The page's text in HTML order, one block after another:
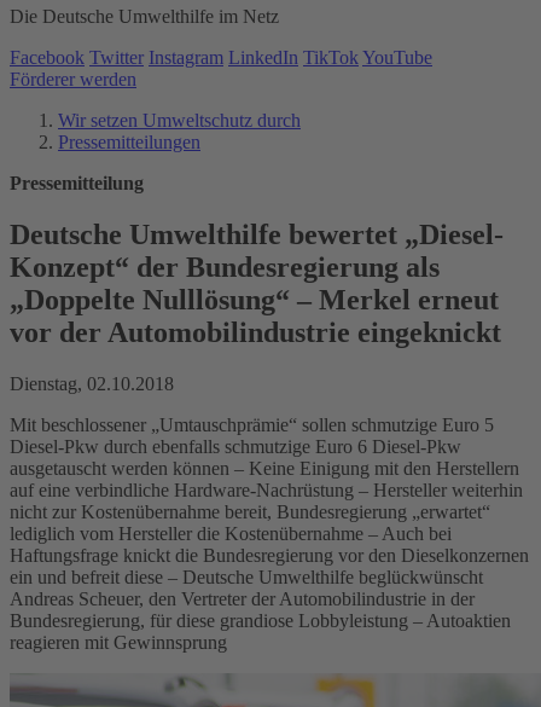
Die Deutsche Umwelthilfe im Netz
Facebook Twitter Instagram LinkedIn TikTok YouTube
Förderer werden
Wir setzen Umweltschutz durch
Pressemitteilungen
Pressemitteilung
Deutsche Umwelthilfe bewertet „Diesel-
Konzept“ der Bundesregierung als
„Doppelte Nulllösung“ – Merkel erneut
vor der Automobilindustrie eingeknickt
Dienstag, 02.10.2018
Mit beschlossener „Umtauschprämie“ sollen schmutzige Euro 5
Diesel-Pkw durch ebenfalls schmutzige Euro 6 Diesel-Pkw
ausgetauscht werden können – Keine Einigung mit den Herstellern
auf eine verbindliche Hardware-Nachrüstung – Hersteller weiterhin
nicht zur Kostenübernahme bereit, Bundesregierung „erwartet“
lediglich vom Hersteller die Kostenübernahme – Auch bei
Haftungsfrage knickt die Bundesregierung vor den Dieselkonzernen
ein und befreit diese – Deutsche Umwelthilfe beglückwünscht
Andreas Scheuer, den Vertreter der Automobilindustrie in der
Bundesregierung, für diese grandiose Lobbyleistung – Autoaktien
reagieren mit Gewinnsprung